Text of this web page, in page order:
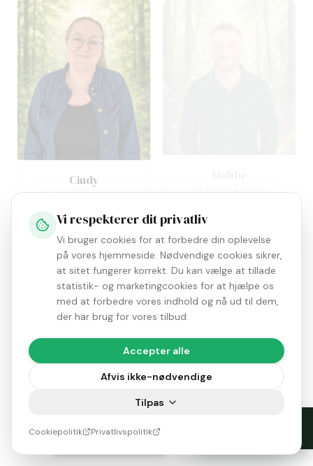
Pædagogmedhjælper
sundhedshjælper
pædagogmedhjælper
Sarah
Pædagog
Vi respekterer dit privatliv
Vi bruger cookies for at forbedre din oplevelse
på vores hjemmeside. Nødvendige cookies sikrer,
at sitet fungerer korrekt. Du kan vælge at tillade
statistik- og marketingcookies for at hjælpe os
med at forbedre vores indhold og nå ud til dem,
der har brug for vores tilbud.
Accepter alle
Afvis ikke-nødvendige
Tilpas
Cookiepolitik Privatlivspolitik
Tilsynsrapport 2026